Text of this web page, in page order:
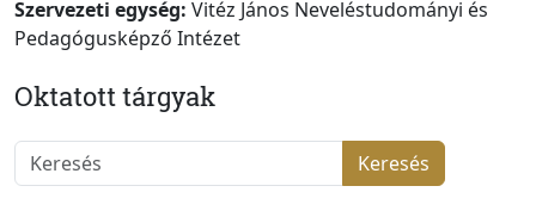
Szervezeti egység: Vitéz János Neveléstudományi és
Pedagógusképző Intézet
Oktatott tárgyak
Keresés